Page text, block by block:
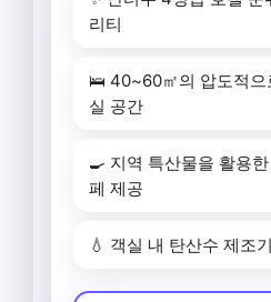
리티
🛌 40~60㎡의 압도적으
실 공간
🍳 지역 특산물을 활용
페 제공
💧 객실 내 탄산수 제조